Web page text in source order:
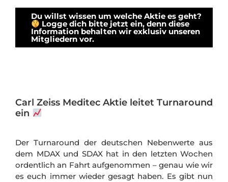
Du willst wissen um welche Aktie es geht?
Logge dich bitte jetzt ein, denn diese
Information behalten wir exklusiv unseren
Mitgliedern vor.
Carl Zeiss Meditec Aktie leitet Turnaround
ein
Der Turnaround der deutschen Nebenwerte aus
dem MDAX und SDAX hat in den letzten Wochen
ordentlich an Fahrt aufgenommen – genau wie wir
es euch immer wieder gesagt haben. Es gibt nun